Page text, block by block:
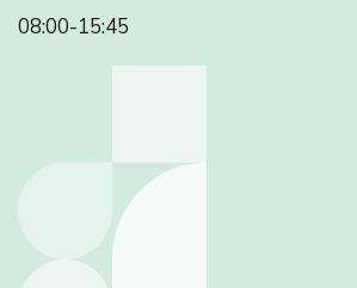
08:00-15:45